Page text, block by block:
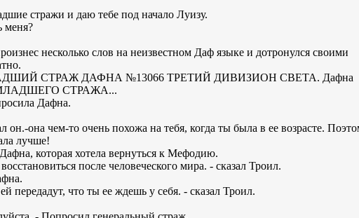
стражи и даю тебе под начало Луизу.
меня?
несколько слов на неизвестном Даф языке и дотронулся своими
МЛАДШИЙ СТРАЖ ДАФНА №13066 ТРЕТИЙ ДИВИЗИОН СВЕТА. Дафна
МЛАДШЕГО СТРАЖА...
Дафна.
она чем-то очень похожа на тебя, когда ты была в ее возрасте.
лучше!
которая хотела вернуться к Мефодию.
после человеческого мира. - сказал Троил.
передадут, что ты ее ждешь у себя. - сказал Троил.